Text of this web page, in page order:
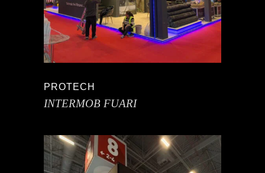
PROTECH
INTERMOB FUARI